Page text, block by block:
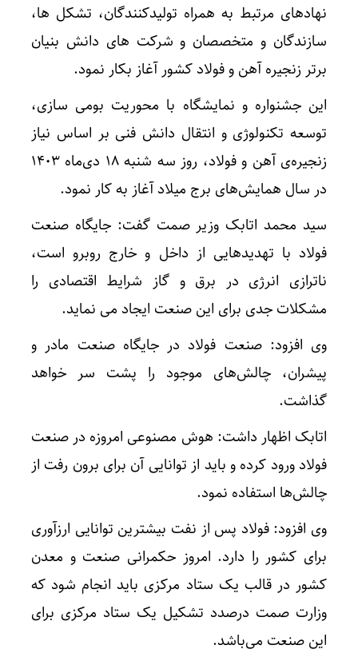
نهادهای مرتبط به همراه تولیدکنندگان، تشکل ها،
سازندگان و متخصصان و شرکت ‌های دانش ‌بنیان
برتر زنجیره آهن و فولاد کشور آغاز بکار نمود.
این جشنواره و نمایشگاه با محوریت بومی سازی،
توسعه تکنولوژی و انتقال دانش فنی بر اساس نیاز
زنجیره‌ی آهن و فولاد، روز سه شنبه ۱۸ دی‌ماه ۱۴۰۳
در سال همایش‌های برج میلاد آغاز به کار نمود.
سید محمد اتابک وزیر صمت گفت: جایگاه‌ صنعت
فولاد با تهدیدهایی از داخل و خارج روبرو است،
ناترازی انرژی در برق و گاز شرایط اقتصادی را
مشکلات جدی برای این صنعت ایجاد می نماید.
وی افزود: صنعت فولاد در جایگاه صنعت مادر و
پیشران، چالش‌های موجود را پشت سر خواهد
گذاشت.
اتابک اظهار داشت: هوش مصنوعی امروزه در صنعت
فولاد ورود کرده و باید از توانایی آن برای برون رفت از
چالش‌ها استفاده نمود.
وی افزود: فولاد پس از نفت بیشترین توانایی ارزآوری
برای کشور را دارد. امروز حکمرانی صنعت و معدن
کشور در قالب یک ستاد مرکزی باید انجام شود که
وزارت صمت درصدد تشکیل یک ستاد مرکزی برای
این صنعت می‌باشد.